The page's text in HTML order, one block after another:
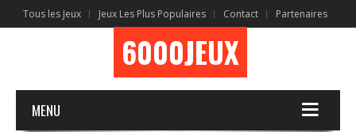
Tous les Jeux Jeux Les Plus Populaires Contact Partenaires
6000JEUX
MENU